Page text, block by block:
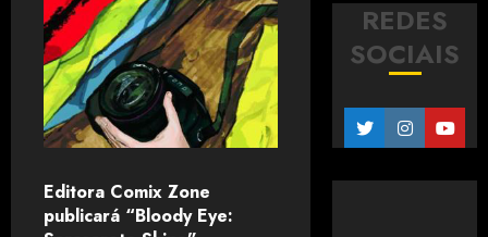
Editora Comix Zone
publicará “Bloody Eye:
REDES
SOCIAIS